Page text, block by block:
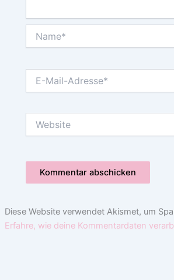
Mail-
Diese Website verwendet Akismet, um
Erfahre, wie deine Kommentardaten